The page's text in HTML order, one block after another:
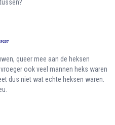
queer mee aan de heksen
ook veel mannen heks waren
dus niet wat echte heksen waren.